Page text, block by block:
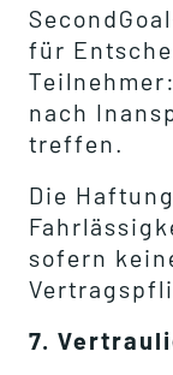
für
nach
treffen.
Die
sofern
7.